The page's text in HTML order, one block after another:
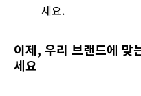
세요.
이제, 우리 브랜드에 맞
세요